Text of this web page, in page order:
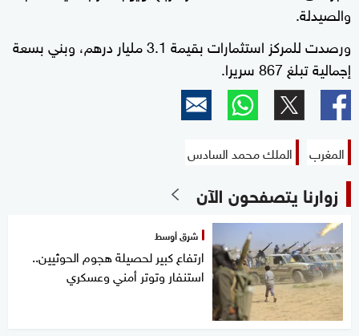
والصيدلة.
ورصدت للمركز استثمارات بقيمة 3.1 مليار درهم، وبني بسعة
إجمالية تبلغ 867 سريرا.
المغرب الملك محمد السادس
زوارنا يتصفحون الآن
شرق أوسط
ارتفاع كبير لحصيلة هجوم الحوثيين..
استنفار وتوتر أمني وعسكري